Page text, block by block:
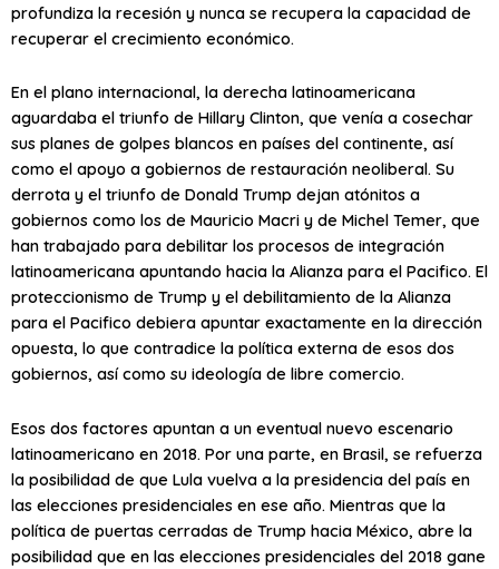
profundiza la recesión y nunca se recupera la capacidad de
recuperar el crecimiento económico.
En el plano internacional, la derecha latinoamericana
aguardaba el triunfo de Hillary Clinton, que venía a cosechar
sus planes de golpes blancos en países del continente, así
como el apoyo a gobiernos de restauración neoliberal. Su
derrota y el triunfo de Donald Trump dejan atónitos a
gobiernos como los de Mauricio Macri y de Michel Temer, que
han trabajado para debilitar los procesos de integración
latinoamericana apuntando hacia la Alianza para el Pacifico. El
proteccionismo de Trump y el debilitamiento de la Alianza
para el Pacifico debiera apuntar exactamente en la dirección
opuesta, lo que contradice la política externa de esos dos
gobiernos, así como su ideología de libre comercio.
Esos dos factores apuntan a un eventual nuevo escenario
latinoamericano en 2018. Por una parte, en Brasil, se refuerza
la posibilidad de que Lula vuelva a la presidencia del país en
las elecciones presidenciales en ese año. Mientras que la
política de puertas cerradas de Trump hacia México, abre la
posibilidad que en las elecciones presidenciales del 2018 gane